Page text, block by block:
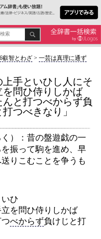
6叡智とわざ> 一芸は真理に通ず
上手といひし人にそ
を問ひ侍りしかば
んと打つべからず負
つべきなり」
）：昔の盤遊戯の一
振って駒を進め、早
りこむことを争うも
ひ
を問ひ侍りしかば
べからず負けじと打